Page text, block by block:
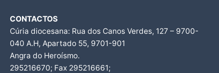
CONTACTOS
Cúria diocesana: Rua dos Canos Verdes, 127 – 9700-
040 A.H, Apartado 55, 9701-901
Angra do Heroísmo.
295216670; Fax 295216661;